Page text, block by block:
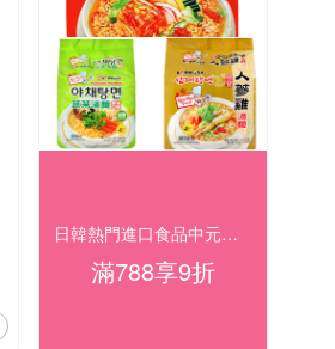
日韓熱門進口食品中元好食光滿$788享9折
滿788享9折